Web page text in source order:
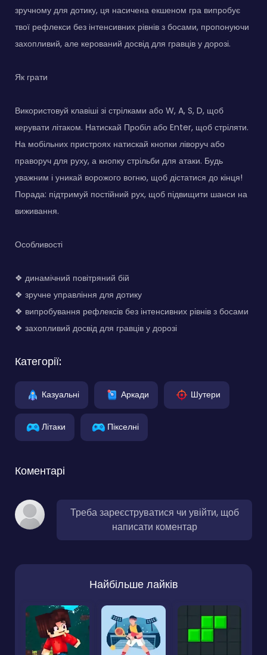
зручному для дотику, ця насичена екшеном гра випробує
твої рефлекси без інтенсивних рівнів з босами, пропонуючи
захопливий, але керований досвід для гравців у дорозі.
Як грати
Використовуй клавіші зі стрілками або W, A, S, D, щоб
керувати літаком. Натискай Пробіл або Enter, щоб стріляти.
На мобільних пристроях натискай кнопки ліворуч або
праворуч для руху, а кнопку стрільби для атаки. Будь
уважним і уникай ворожого вогню, щоб дістатися до кінця!
Порада: підтримуй постійний рух, щоб підвищити шанси на
виживання.
Особливості
❖ динамічний повітряний бій
❖ зручне управління для дотику
❖ випробування рефлексів без інтенсивних рівнів з босами
❖ захопливий досвід для гравців у дорозі
Категорії:
Казуальні Аркади Шутери
Літаки Пікселні
Коментарі
Треба зареєструватися чи увійти, щоб
написати коментар
Найбільше лайків